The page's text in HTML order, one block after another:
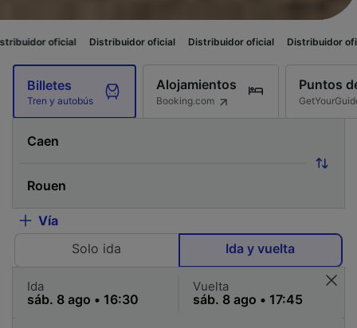
Distribuidor oficial Distribuidor oficial Distribuidor oficial
Billetes
Tren y autobús
Alojamientos
Booking.com
Puntos
Vía
Solo ida
Ida y vuelta
Ida Vuelta